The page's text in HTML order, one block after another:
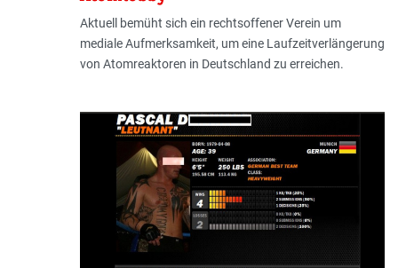
Aktuell bemüht sich ein rechtsoffener Verein um
mediale Aufmerksamkeit, um eine Laufzeitverlängerung
von Atomreaktoren in Deutschland zu erreichen.